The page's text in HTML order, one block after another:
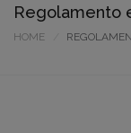
Regolamento
HOME